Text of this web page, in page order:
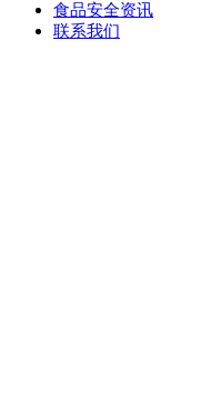
食品安全资讯
联系我们